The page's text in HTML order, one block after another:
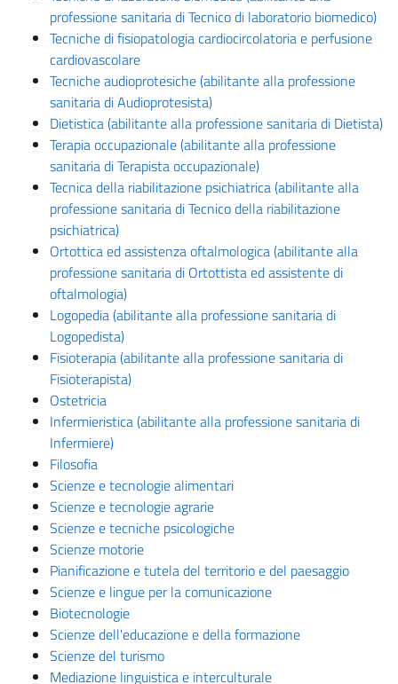
professione sanitaria di Tecnico di laboratorio biomedico)
Tecniche di fisiopatologia cardiocircolatoria e perfusione
cardiovascolare
Tecniche audioprotesiche (abilitante alla professione
sanitaria di Audioprotesista)
Dietistica (abilitante alla professione sanitaria di Dietista)
Terapia occupazionale (abilitante alla professione
sanitaria di Terapista occupazionale)
Tecnica della riabilitazione psichiatrica (abilitante alla
professione sanitaria di Tecnico della riabilitazione
psichiatrica)
Ortottica ed assistenza oftalmologica (abilitante alla
professione sanitaria di Ortottista ed assistente di
oftalmologia)
Logopedia (abilitante alla professione sanitaria di
Logopedista)
Fisioterapia (abilitante alla professione sanitaria di
Fisioterapista)
Ostetricia
Infermieristica (abilitante alla professione sanitaria di
Infermiere)
Filosofia
Scienze e tecnologie alimentari
Scienze e tecnologie agrarie
Scienze e tecniche psicologiche
Scienze motorie
Pianificazione e tutela del territorio e del paesaggio
Scienze e lingue per la comunicazione
Biotecnologie
Scienze dell'educazione e della formazione
Scienze del turismo
Mediazione linguistica e interculturale